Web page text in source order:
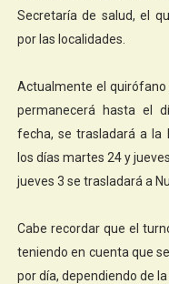
Secretaría de salud, el
por las localidades.
Actualmente el
permanecerá hasta el
fecha, se trasladará a la
los días martes 24 y
jueves 3 se trasladará a
Cabe recordar que el
teniendo en cuenta que
por día, dependiendo de la